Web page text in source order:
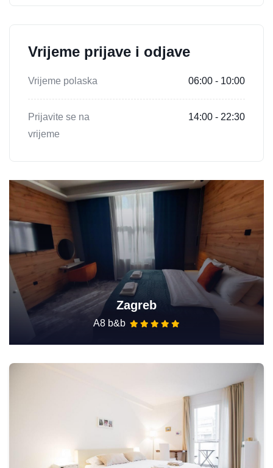
Vrijeme prijave i odjave
Vrijeme polaska 06:00 - 10:00
Prijavite se na
vrijeme
14:00 - 22:30
Zagreb
A8 b&b